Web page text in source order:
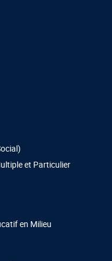
et Particulier
en Milieu